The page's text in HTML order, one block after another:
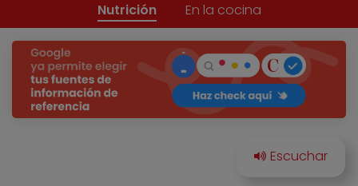
Nutrición En la cocina